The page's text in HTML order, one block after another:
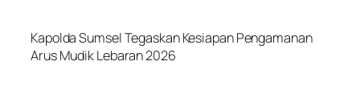
Kapolda Sumsel Tegaskan Kesiapan Pengamanan
Arus Mudik Lebaran 2026